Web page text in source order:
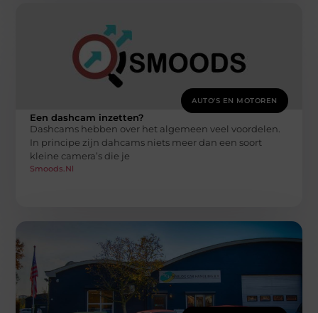
AUTO'S EN MOTOREN
Een dashcam inzetten?
Dashcams hebben over het algemeen veel voordelen.
In principe zijn dahcams niets meer dan een soort
kleine camera’s die je
Smoods.nl